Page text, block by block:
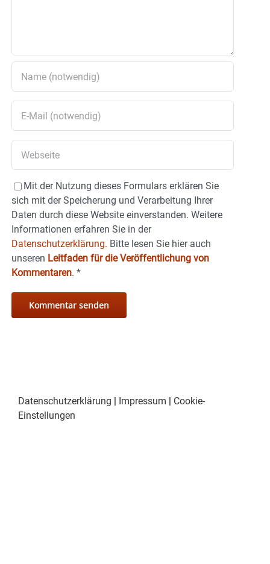
Mit der Nutzung dieses Formulars erklären Sie
sich mit der Speicherung und Verarbeitung Ihrer
Daten durch diese Website einverstanden. Weitere
Informationen erfahren Sie in der
Datenschutzerklärung. Bitte lesen Sie hier auch
unseren Leitfaden für die Veröffentlichung von
Kommentaren. *
Datenschutzerklärung Impressum
Cookie-
Einstellungen